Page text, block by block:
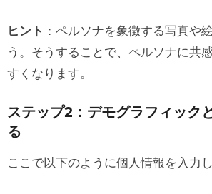
ヒント ：ペルソナを象徴する写真や
う。そうすることで、ペルソナに共
すくなります。
ステップ2：デモグラフィック
る
ここで以下のように個人情報を入力